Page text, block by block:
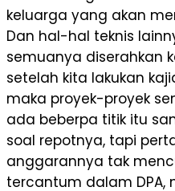
keluarga yang akan
Dan hal-hal teknis
semuanya diserahkan
setelah kita lakukan
maka proyek-proyek
ada beberpa titik itu
soal repotnya, tapi
anggarannya tak
tercantum dalam DPA,